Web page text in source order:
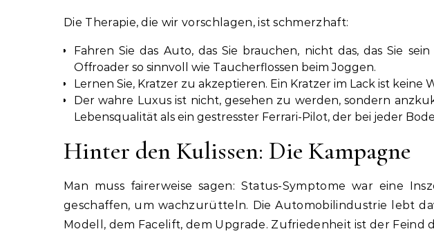
Die Therapie, die wir vorschlagen, ist schmerzhaft:
Fahren Sie das Auto, das Sie brauchen, nicht das, das Sie
Offroader so sinnvoll wie Taucherflossen beim Joggen.
Lernen Sie, Kratzer zu akzeptieren. Ein Kratzer im Lack ist keine
Der wahre Luxus ist nicht, gesehen zu werden, sondern
Lebensqualität als ein gestresster Ferrari-Pilot, der bei jeder
Hinter den Kulissen: Die Kampagne
Man muss fairerweise sagen: Status-Symptome war eine
geschaffen, um wachzurütteln. Die Automobilindustrie lebt
Modell, dem Facelift, dem Upgrade. Zufriedenheit ist der Feind